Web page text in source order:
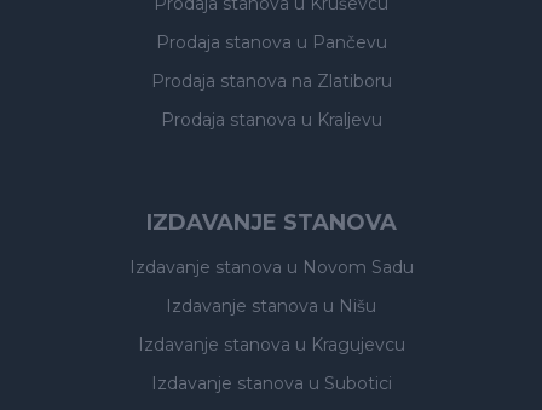
Prodaja stanova u Pančevu
Prodaja stanova na Zlatiboru
Prodaja stanova u Kraljevu
IZDAVANJE STANOVA
Izdavanje stanova u Novom Sadu
Izdavanje stanova u Nišu
Izdavanje stanova u Kragujevcu
Izdavanje stanova u Subotici